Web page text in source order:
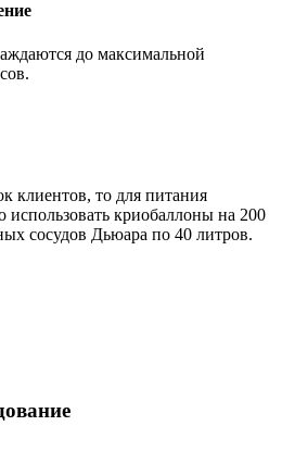
до максимальной
клиентов, то для питания
криобаллоны на 200
сосудов Дьюара по 40 литров.